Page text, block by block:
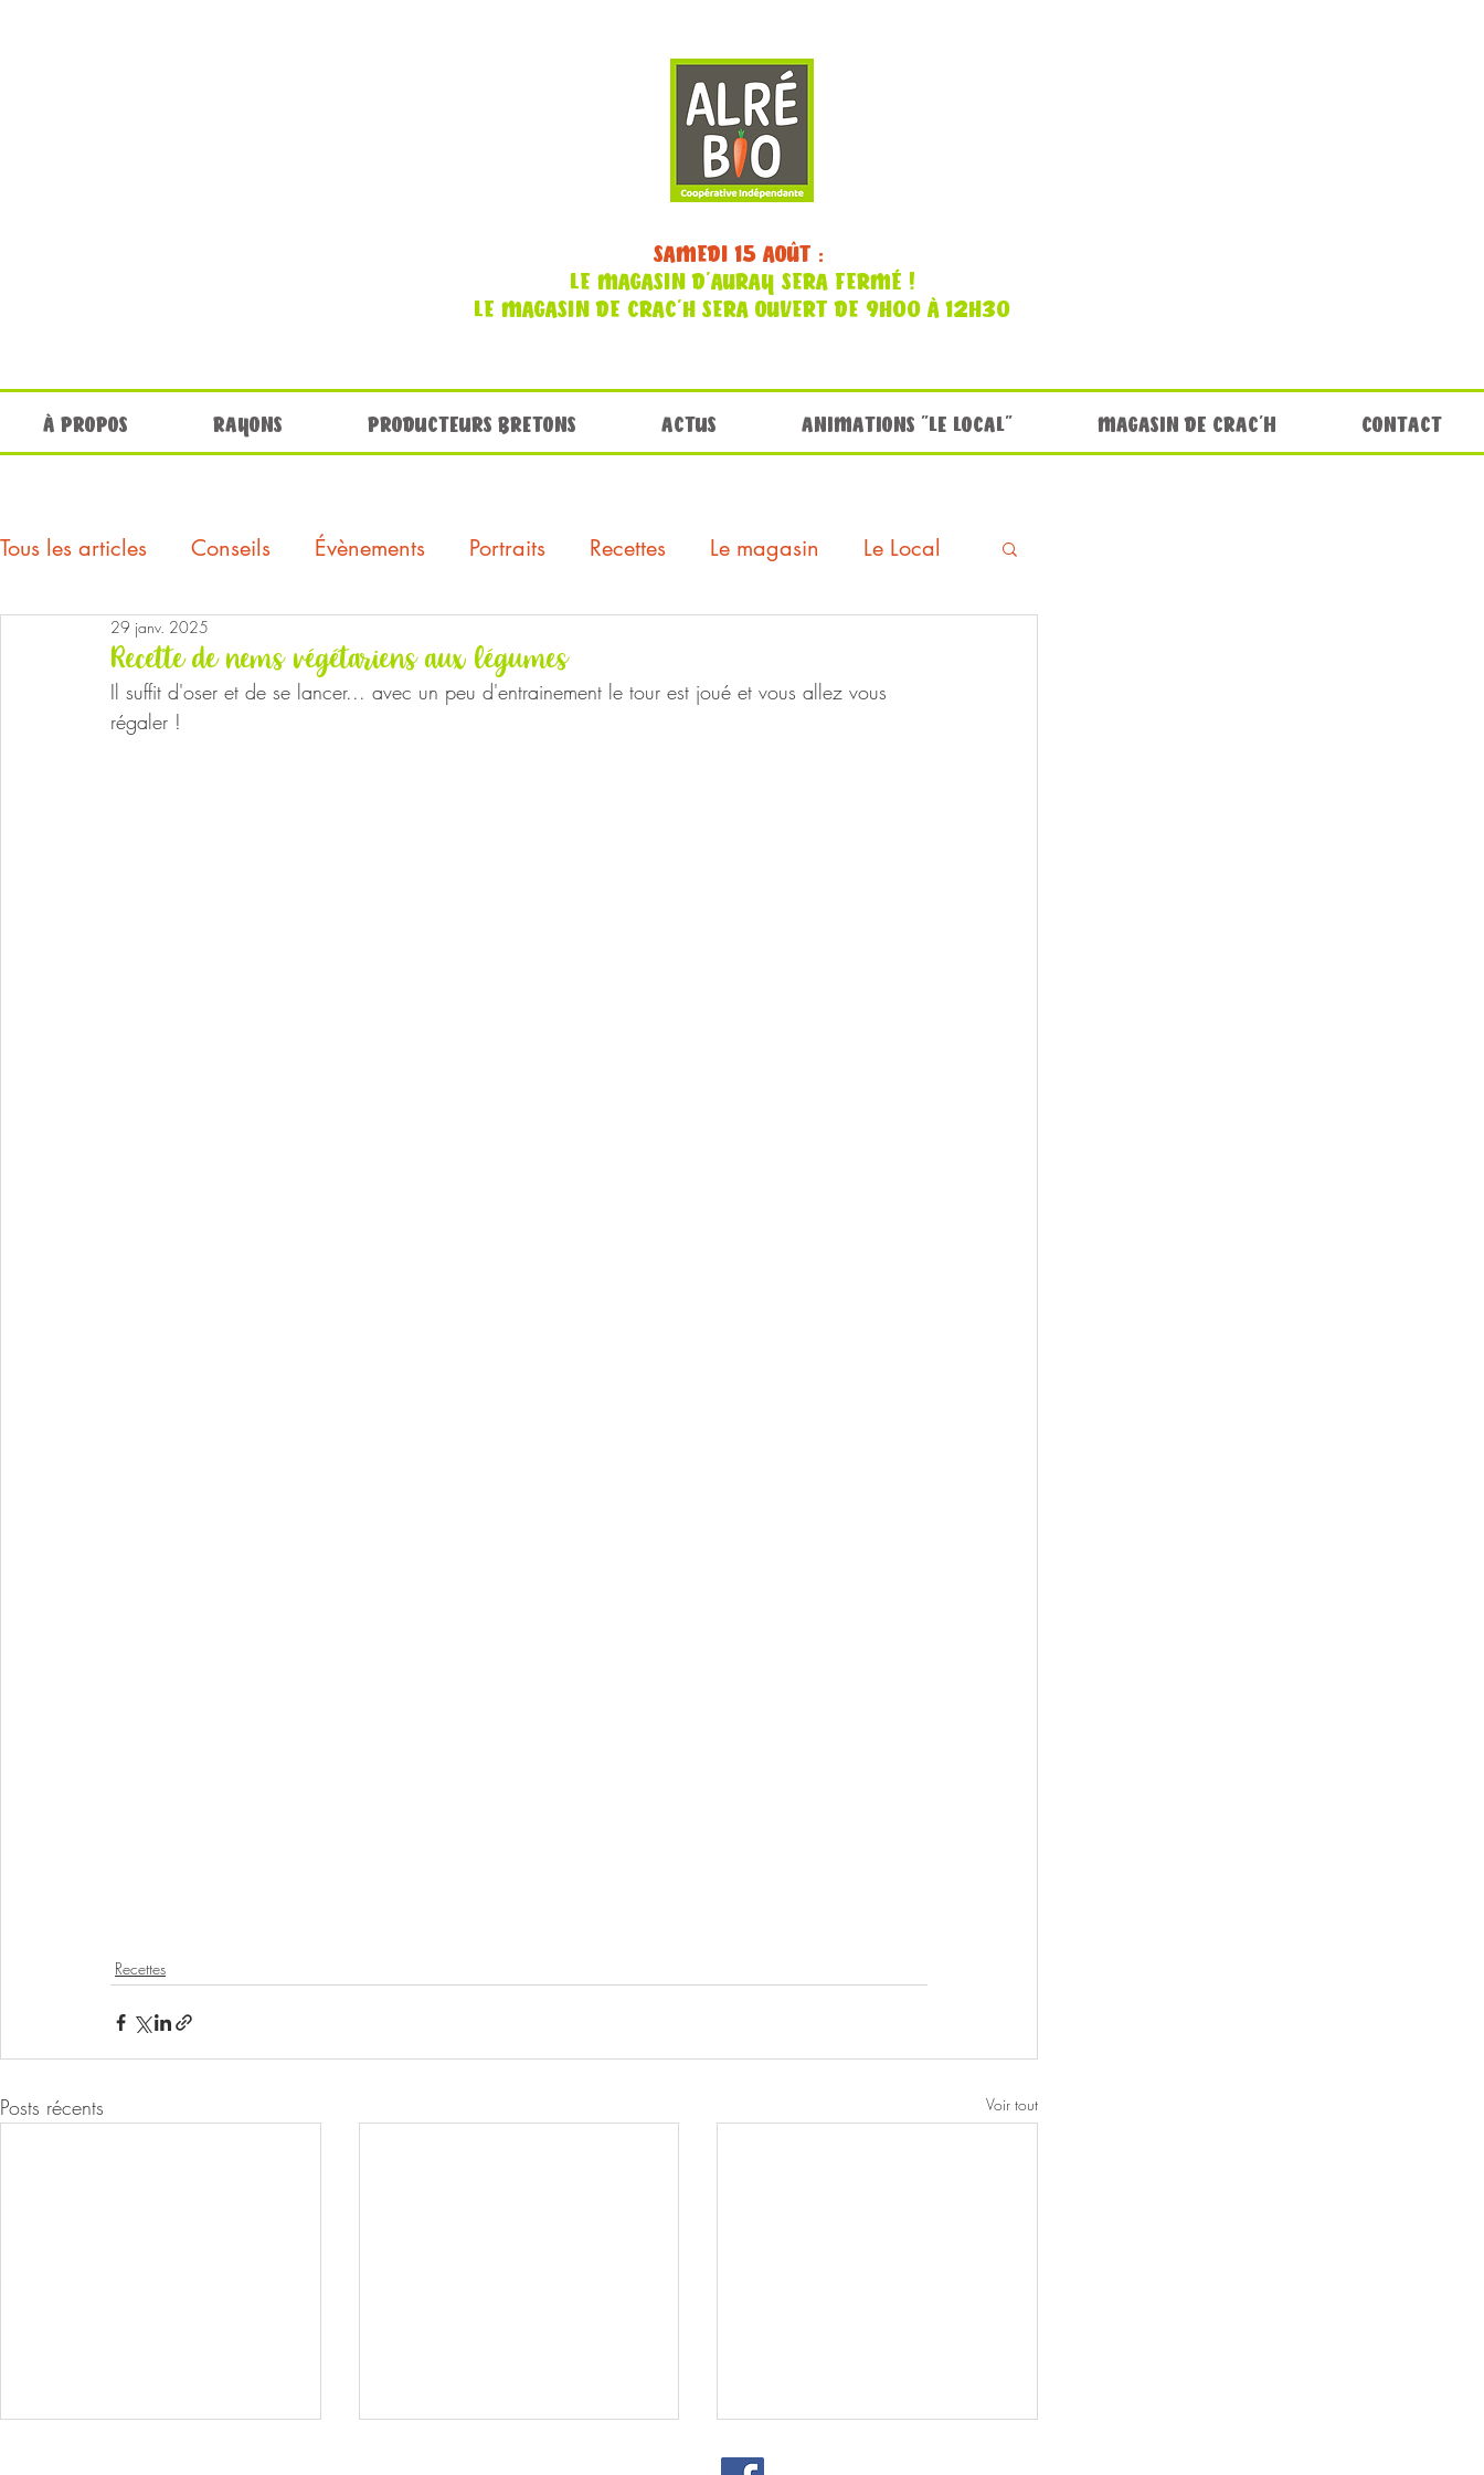
SAMEDI 15 AOÛT :
LE MAGASIN D'AURAY SERA FERMÉ !
LE MAGASIN DE CRAC'H SERA OUVERT DE 9H00 À 12H30
À PROPOS RAYONS PRODUCTEURS BRETONS ACTUS ANIMATIONS "LE LOCAL" MAGASIN DE CRAC'H CONTACT
Tous les articles Conseils Évènements Portraits Recettes Le magasin Le Local
Recette de nems végétariens aux légumes
29 janv. 2025
Il suffit d'oser et de se lancer... avec un peu d'entrainement le tour est joué et vous allez vous
régaler !
Recettes
Posts récents Voir tout